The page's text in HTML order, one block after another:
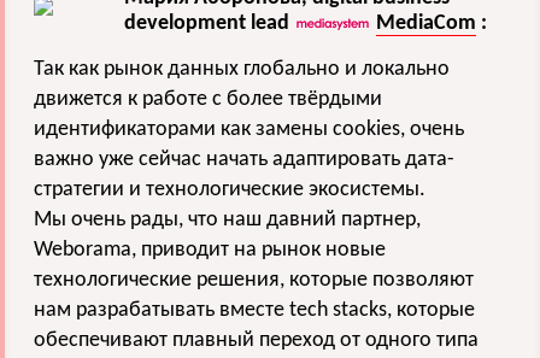
development lead
MediaCom :
Так как рынок данных глобально и локально
движется к работе с более твёрдыми
идентификаторами как замены cookies, очень
важно уже сейчас начать адаптировать дата-
стратегии и технологические экосистемы.
Мы очень рады, что наш давний партнер,
Weborama, приводит на рынок новые
технологические решения, которые позволяют
нам разрабатывать вместе tech stacks, которые
обеспечивают плавный переход от одного типа